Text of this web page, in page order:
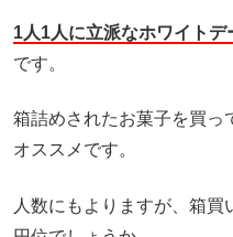
1人1人に立派なホワイト
です。
箱詰めされたお菓子を買っ
オススメです。
人数にもよりますが、箱